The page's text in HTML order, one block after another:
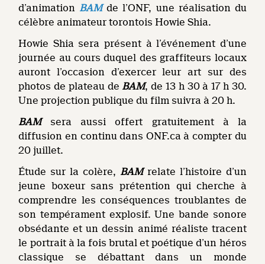
d’animation BAMde l’ONF, une réalisation du
célèbre animateur torontois Howie Shia.
Howie Shia sera présent à l’événement d’une
journée au cours duquel des graffiteurs locaux
auront l’occasion d’exercer leur art sur des
photos de plateau de BAM, de 13 h 30 à 17 h 30.
Une projection publique du film suivra à 20 h.
BAMsera aussi offert gratuitement à la
diffusion en continu dans ONF.ca à compter du
20 juillet.
Étude sur la colère, BAMrelate l’histoire d’un
jeune boxeur sans prétention qui cherche à
comprendre les conséquences troublantes de
son tempérament explosif. Une bande sonore
obsédante et un dessin animé réaliste tracent
le portrait à la fois brutal et poétique d’un héros
classique se débattant dans un monde